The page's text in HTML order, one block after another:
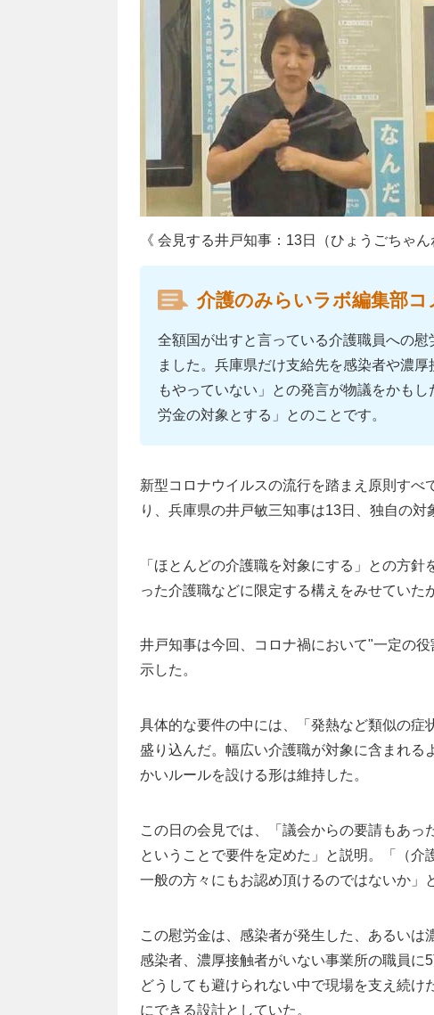
《 会見する井戸知事：13日（ひょうごちゃん
介護のみらいラボ編集部コ
全額国が出すと言っている介護職員への
ました。兵庫県だけ支給先を感染者や濃
もやっていない」との発言が物議をかも
労金の対象とする」とのことです。
新型コロナウイルスの流行を踏まえ原則す
り、兵庫県の井戸敏三知事は13日、独自の対
「ほとんどの介護職を対象にする」との方
った介護職などに限定する構えをみせていた
井戸知事は今回、コロナ禍において"一定の
示した。
具体的な要件の中には、「発熱など類似の症
盛り込んだ。幅広い介護職が対象に含まれ
かいルールを設ける形は維持した。
この日の会見では、「議会からの要請もあっ
ということで要件を定めた」と説明。「（介
一般の方々にもお認め頂けるのではないか」
この慰労金は、感染者が発生した、あるいは
感染者、濃厚接触者がいない事業所の職員
どうしても避けられない中で現場を支え続
にできる設計としていた。